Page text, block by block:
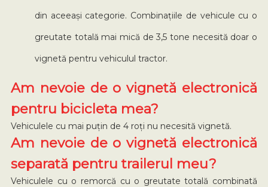
din aceeași categorie. Combinațiile de vehicule cu o
greutate totală mai mică de 3,5 tone necesită doar o
vignetă pentru vehiculul tractor.
Am nevoie de o vignetă electronică
pentru bicicleta mea?
Vehiculele cu mai puțin de 4 roți nu necesită vignetă.
Am nevoie de o vignetă electronică
separată pentru trailerul meu?
Vehiculele cu o remorcă cu o greutate totală combinată